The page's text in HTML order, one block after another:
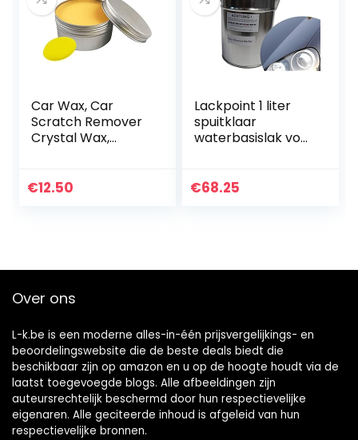
Car Wax, Car
Scratch Remover
Crystal Wax,
Wax, Leather
€12.50
Lackpoint 1 liter
spuitklaar
waterbasislak voor
€68.25
Over ons
L-k.be is een moderne alles-in-één prijsvergelijkings- en
beoordelingswebsite die de beste deals biedt die
beschikbaar zijn op amazon en u op de hoogte houdt via de
laatst toegevoegde blogs. Alle afbeeldingen zijn
auteursrechtelijk beschermd door hun respectievelijke
eigenaren. Alle geciteerde inhoud is afgeleid van hun
respectievelijke bronnen.